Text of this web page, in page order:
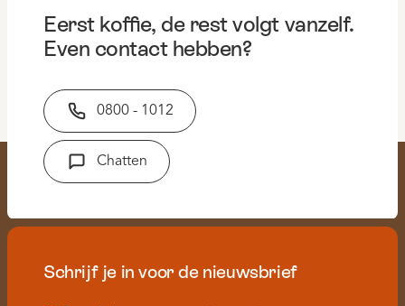
Eerst koffie, de rest volgt vanzelf.
Even contact hebben?
0800 - 1012
Chatten
Schrijf je in voor de nieuwsbrief